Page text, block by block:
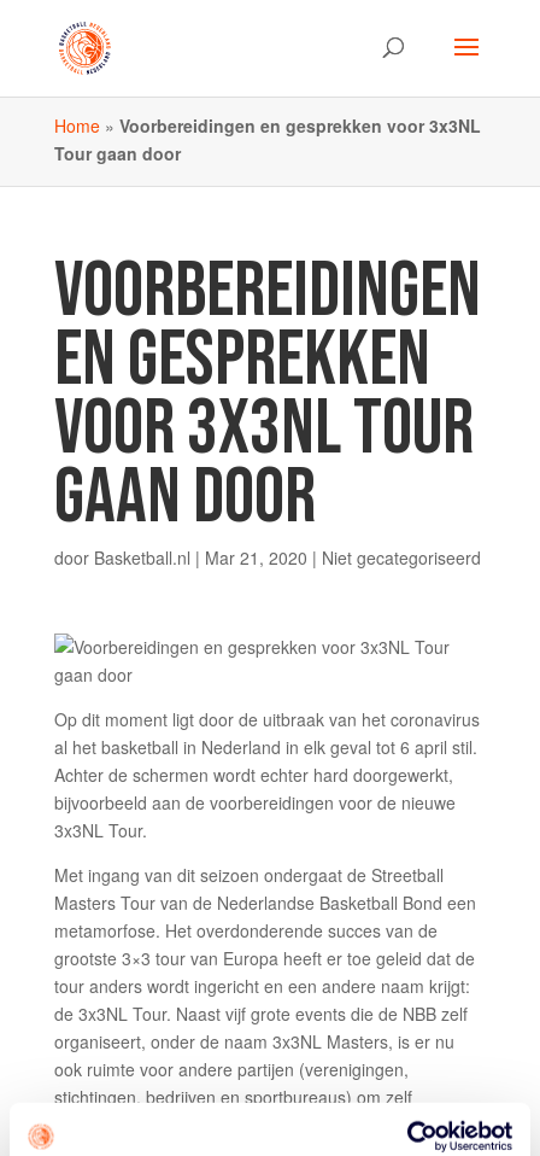
Home» Voorbereidingen en gesprekken voor 3x3NL
Tour gaan door
VOORBEREIDINGEN
EN GESPREKKEN
VOOR 3X3NL TOUR
GAAN DOOR
door Basketball.nl | Mar 21, 2020 | Niet gecategoriseerd
Op dit moment ligt door de uitbraak van het coronavirus
al het basketball in Nederland in elk geval tot 6 april stil.
Achter de schermen wordt echter hard doorgewerkt,
bijvoorbeeld aan de voorbereidingen voor de nieuwe
3x3NL Tour.
Met ingang van dit seizoen ondergaat de Streetball
Masters Tour van de Nederlandse Basketball Bond een
metamorfose. Het overdonderende succes van de
grootste 3×3 tour van Europa heeft er toe geleid dat de
tour anders wordt ingericht en een andere naam krijgt:
de 3x3NL Tour. Naast vijf grote events die de NBB zelf
organiseert, onder de naam 3x3NL Masters, is er nu
ook ruimte voor andere partijen (verenigingen,
stichtingen, bedrijven en sportbureaus) om zelf
zogenaamde Endorsed events te organiseren.